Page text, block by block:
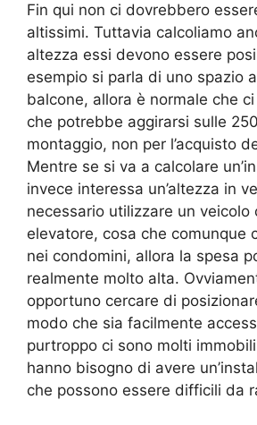
Fin qui non ci dovrebbero
altissimi. Tuttavia calcoliamo
altezza essi devono essere
esempio si parla di uno spazio
balcone, allora è normale che
che potrebbe aggirarsi sulle
montaggio, non per l’acquisto
Mentre se si va a calcolare
invece interessa un’altezza in
necessario utilizzare un veicolo
elevatore, cosa che comunque
nei condomini, allora la spesa
realmente molto alta.
opportuno cercare di
modo che sia facilmente
purtroppo ci sono molti
hanno bisogno di avere
che possono essere difficili da